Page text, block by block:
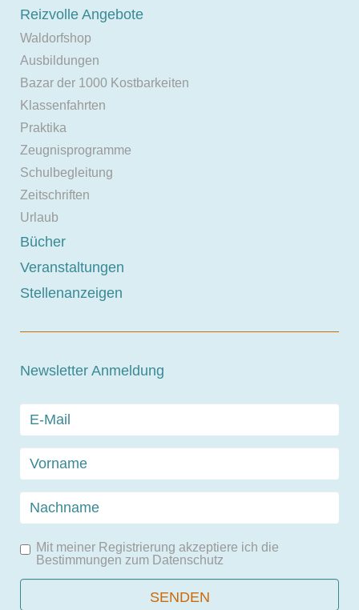
Reizvolle Angebote
Waldorfshop
Ausbildungen
Bazar der 1000 Kostbarkeiten
Klassenfahrten
Praktika
Zeugnisprogramme
Schulbegleitung
Zeitschriften
Urlaub
Bücher
Veranstaltungen
Stellenanzeigen
Newsletter Anmeldung
Mit meiner Registrierung akzeptiere ich die
Bestimmungen zum Datenschutz